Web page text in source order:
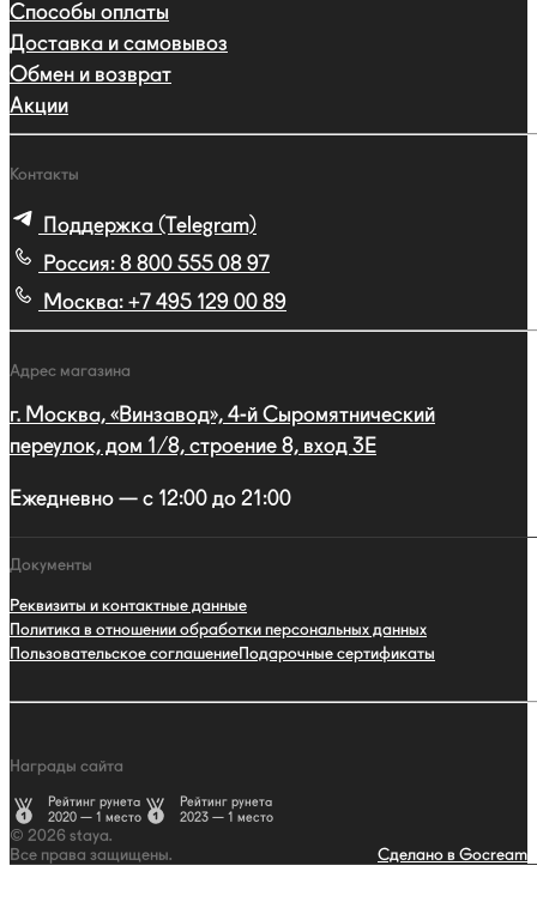
Способы оплаты
Доставка и самовывоз
Обмен и возврат
Акции
Контакты
Поддержка (Telegram)
Россия: 8 800 555 08 97
Москва: +7 495 129 00 89
Адрес магазина
г. Москва, «Винзавод», 4-й Сыромятнический
переулок, дом 1/8, строение 8, вход 3E
Ежедневно — с 12:00 до 21:00
Документы
Реквизиты и контактные данные
Политика в отношении обработки персональных данных
Пользовательское соглашениеПодарочные сертификаты
Награды сайта
Рейтинг рунета
2020 — 1 место
Рейтинг рунета
2023 — 1 место
© 2026 staya.
Все права защищены.
Сделано в Gocream